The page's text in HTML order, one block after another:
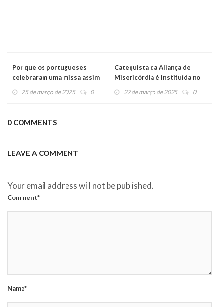
Por que os portugueses
celebraram uma missa assim
25 de março de 2025 0
Catequista da Aliança de
Misericórdia é instituída no
27 de março de 2025 0
0 COMMENTS
LEAVE A COMMENT
Your email address will not be published.
Comment*
Name*